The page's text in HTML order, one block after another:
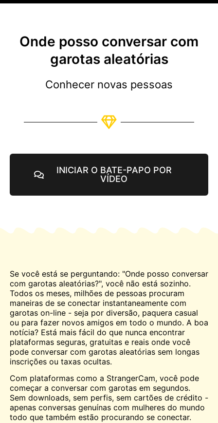
Onde posso conversar com
garotas aleatórias
Conhecer novas pessoas
INICIAR O BATE-PAPO POR
VÍDEO
Se você está se perguntando: "Onde posso conversar
com garotas aleatórias?", você não está sozinho.
Todos os meses, milhões de pessoas procuram
maneiras de se conectar instantaneamente com
garotas on-line - seja por diversão, paquera casual
ou para fazer novos amigos em todo o mundo. A boa
notícia? Está mais fácil do que nunca encontrar
plataformas seguras, gratuitas e reais onde você
pode conversar com garotas aleatórias sem longas
inscrições ou taxas ocultas.
Com plataformas como a StrangerCam, você pode
começar a conversar com garotas em segundos.
Sem downloads, sem perfis, sem cartões de crédito -
apenas conversas genuínas com mulheres do mundo
todo que também estão procurando se conectar.